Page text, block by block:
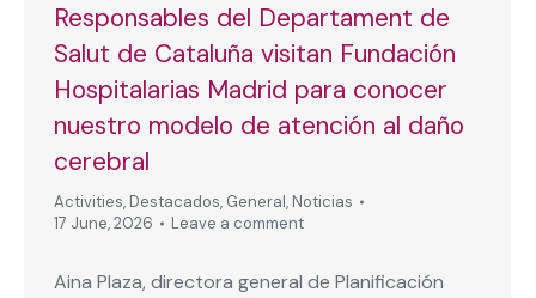
Responsables del Departament de
Salut de Cataluña visitan Fundación
Hospitalarias Madrid para conocer
nuestro modelo de atención al daño
cerebral
Activities, Destacados, General, Noticias
17 June, 2026
Leave a comment
Aina Plaza, directora general de Planificación